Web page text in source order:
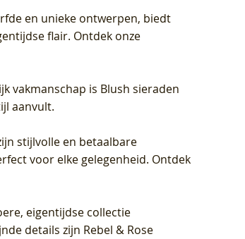
en unieke ontwerpen, biedt
flair. Ontdek onze
vakmanschap is Blush sieraden
aanvult.
stijlvolle en betaalbare
voor elke gelegenheid. Ontdek
eigentijdse collectie
details zijn Rebel & Rose